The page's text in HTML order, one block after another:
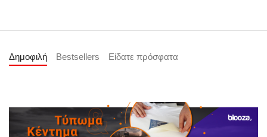
Δημοφιλή Bestsellers Είδατε πρόσφατα